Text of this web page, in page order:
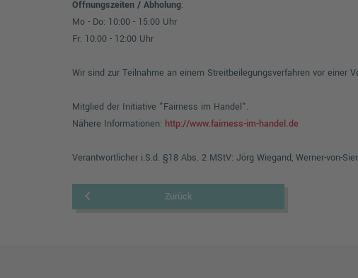
Öffnungszeiten / Abholung:
Mo - Do: 10:00 - 15:00 Uhr
Fr: 10:00 - 12:00 Uhr
Wir sind zur Teilnahme an einem Streitbeilegungsverfahren vor einer
Mitglied der Initiative "Fairness im Handel".
Nähere Informationen: http://www.fairness-im-handel.de
Verantwortlicher i.S.d. §18 Abs. 2 MStV: Jörg Wiegand, Werner-von-
Zurück
keyboard_arrow_left